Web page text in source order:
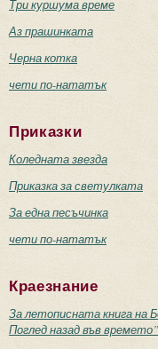
Три куршума време
Аз прашинката
Черна котка
чети по-нататък
Приказки
Коледната звезда
Приказка за светулката
За една песъчинка
чети по-нататък
Краезнание
За летописната книга на
Поглед назад във времето”